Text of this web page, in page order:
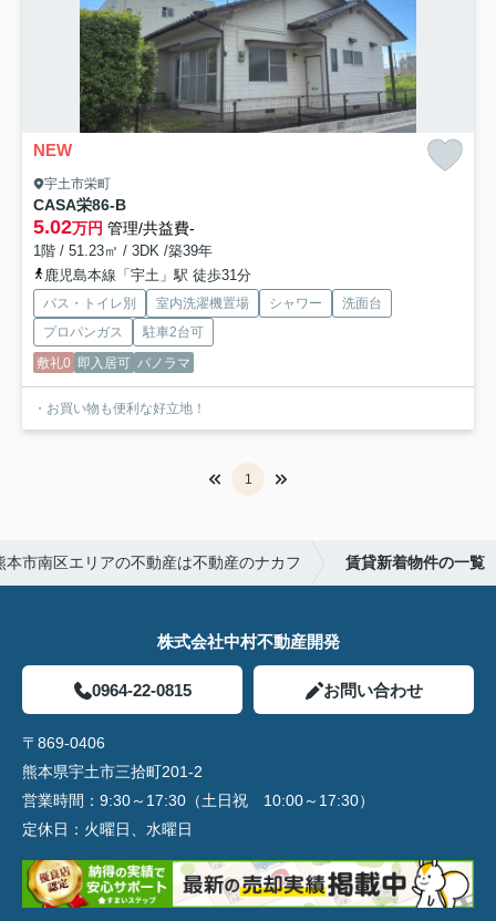
NEW
宇土市栄町
CASA栄86-B
5.02万円 管理/共益費-
1階 / 51.23㎡ / 3DK /築39年
鹿児島本線「宇土」駅 徒歩31分
バス・トイレ別 室内洗濯機置場 シャワー
洗面台
プロパンガス
駐車2台可
敷礼0 即入居可 パノラマ
・お買い物も便利な好立地！
1
本市南区エリアの不動産は不動産のナカフ 賃貸新着物件の一覧
株式会社中村不動産開発
0964-22-0815 お問い合わせ
〒869-0406
熊本県宇土市三拾町201-2
営業時間： 9:30～17:30（土日祝 10:00～17:30）
定休日： 火曜日、水曜日